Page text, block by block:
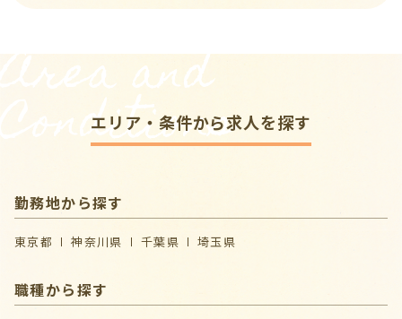
Area and
Conditions
エリア・条件から求人を探す
勤務地から探す
東京都 神奈川県 千葉県 埼玉県
職種から探す